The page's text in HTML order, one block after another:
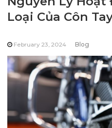
Loại Của Côn
February 23, 2024 Blog